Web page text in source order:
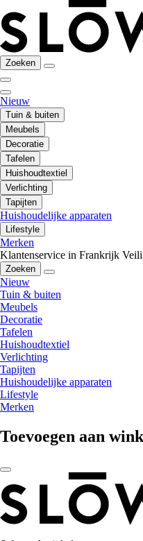
Zoeken
Nieuw
Tuin & buiten
Meubels
Decoratie
Tafelen
Huishoudtextiel
Verlichting
Tapijten
Huishoudelijke apparaten
Lifestyle
Merken
Klantenservice in Frankrijk
Zoeken
Nieuw
Tuin & buiten
Meubels
Decoratie
Tafelen
Huishoudtextiel
Verlichting
Tapijten
Huishoudelijke apparaten
Lifestyle
Merken
Toevoegen aan